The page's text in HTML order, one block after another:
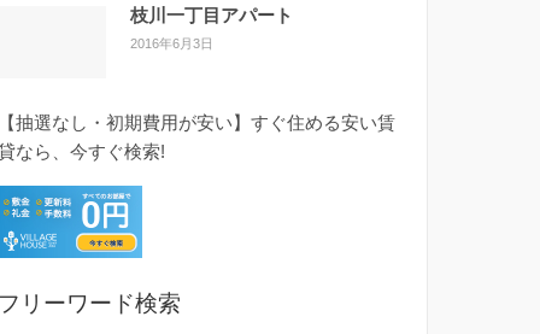
枝川一丁目アパート
2016年6月3日
抽選なし・初期費用が安い】すぐ住める安い賃
なら、今すぐ検索!
リーワード検索